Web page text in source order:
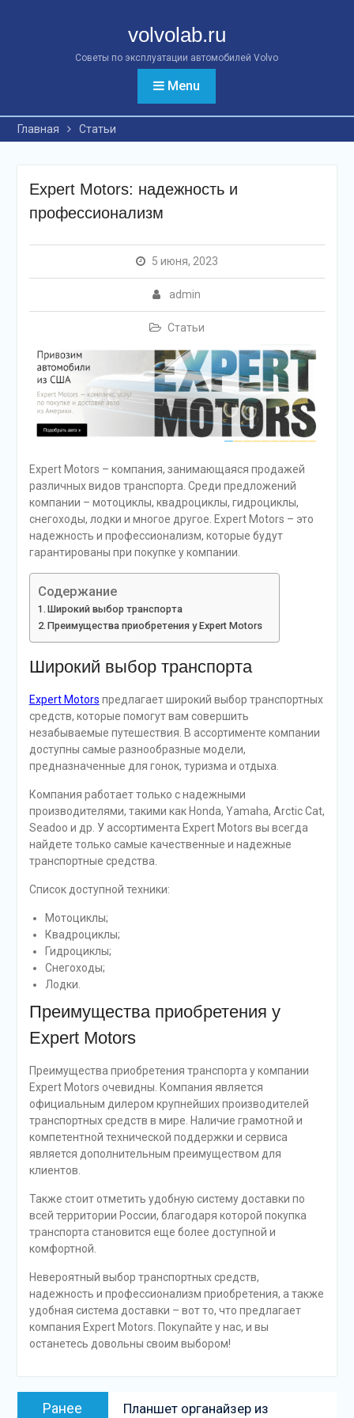
volvolab.ru
Советы по эксплуатации автомобилей Volvo
Menu
Главная Статьи
Expert Motors: надежность и
профессионализм
5 июня, 2023
admin
Статьи
Expert Motors – компания, занимающаяся продажей
различных видов транспорта. Среди предложений
компании – мотоциклы, квадроциклы, гидроциклы,
снегоходы, лодки и многое другое. Expert Motors – это
надежность и профессионализм, которые будут
гарантированы при покупке у компании.
Содержание
Широкий выбор транспорта
Преимущества приобретения у Expert Motors
Широкий выбор транспорта
Expert Motors предлагает широкий выбор транспортных
средств, которые помогут вам совершить
незабываемые путешествия. В ассортименте компании
доступны самые разнообразные модели,
предназначенные для гонок, туризма и отдыха.
Компания работает только с надежными
производителями, такими как Honda, Yamaha, Arctic Cat,
Seadoo и др. У ассортимента Expert Motors вы всегда
найдете только самые качественные и надежные
транспортные средства.
Список доступной техники:
Мотоциклы;
Квадроциклы;
Гидроциклы;
Снегоходы;
Лодки.
Преимущества приобретения у
Expert Motors
Преимущества приобретения транспорта у компании
Expert Motors очевидны. Компания является
официальным дилером крупнейших производителей
транспортных средств в мире. Наличие грамотной и
компетентной технической поддержки и сервиса
является дополнительным преимуществом для
клиентов.
Также стоит отметить удобную систему доставки по
всей территории России, благодаря которой покупка
транспорта становится еще более доступной и
комфортной.
Невероятный выбор транспортных средств,
надежность и профессионализм приобретения, а также
удобная система доставки – вот то, что предлагает
компания Expert Motors. Покупайте у нас, и вы
останетесь довольны своим выбором!
Навигация
Ранее Планшет органайзер из